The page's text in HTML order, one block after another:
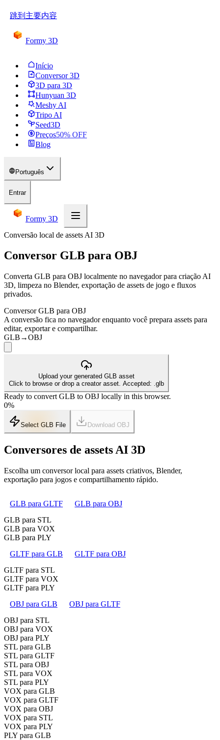
跳到主要内容
Formy 3D
Início
Conversor 3D
3D para 3D
Hunyuan 3D
Meshy AI
Tripo AI
Seed3D
Preços50% OFF
Blog
Português
Entrar
Formy 3D
Conversão local de assets AI 3D
Conversor GLB para OBJ
Converta GLB para OBJ localmente no navegador para criação AI
3D, limpeza no Blender, exportação de assets de jogo e fluxos
privados.
Conversor GLB para OBJ
A conversão fica no navegador enquanto você prepara assets para
editar, exportar e compartilhar.
GLB →OBJ
Upload your generated GLB asset
Click to browse or drop a creator asset. Accepted: .glb
Ready to convert GLB to OBJ locally in this browser.
0%
Select GLB File Download OBJ
Conversores de assets AI 3D
Escolha um conversor local para assets criativos, Blender,
exportação para jogos e compartilhamento rápido.
GLB para GLTF
GLB para OBJ
GLB para STL
GLB para VOX
GLB para PLY
GLTF para GLB
GLTF para OBJ
GLTF para STL
GLTF para VOX
GLTF para PLY
OBJ para GLB
OBJ para GLTF
OBJ para STL
OBJ para VOX
OBJ para PLY
STL para GLB
STL para GLTF
STL para OBJ
STL para VOX
STL para PLY
VOX para GLB
VOX para GLTF
VOX para OBJ
VOX para STL
VOX para PLY
PLY para GLB